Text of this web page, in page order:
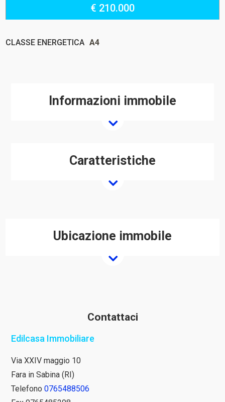
€ 210.000
CLASSE ENERGETICA A4
Informazioni immobile
Caratteristiche
Ubicazione immobile
Contattaci
Edilcasa Immobiliare
Via XXIV maggio 10
Fara in Sabina (RI)
Telefono 0765488506